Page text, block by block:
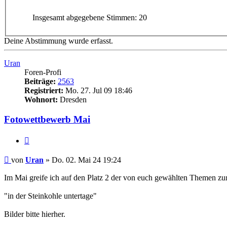
Insgesamt abgegebene Stimmen: 20
Deine Abstimmung wurde erfasst.
Uran
Foren-Profi
Beiträge: 2563
Registriert: Mo. 27. Jul 09 18:46
Wohnort: Dresden
Fotowettbewerb Mai
Beitrag
von Uran » Do. 02. Mai 24 19:24
Im Mai greife ich auf den Platz 2 der von euch gewählten Themen
"in der Steinkohle untertage"
Bilder bitte hierher.